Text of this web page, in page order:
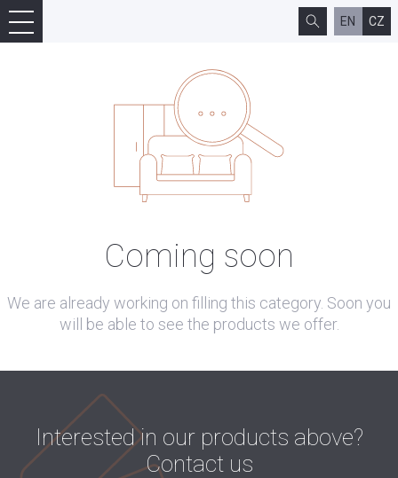
EN CZ
Coming soon
We are already working on filling this category. Soon you
will be able to see the products we offer.
Interested in our products above?
Contact us